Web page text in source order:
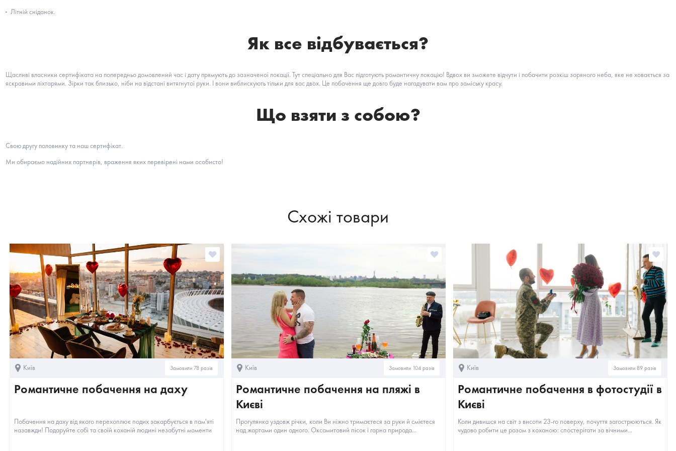
Літній сніданок.
Як все відбувається?
Щасливі власники сертифіката на попередньо домовлений час і дату прямують до зазначеної локації. Тут спеціально для Вас підготують романтичну локацію! Вдвох ви зможете відчути і побачити розкіш зоряного неба, яке не ховається за
яскравими ліхтарями. Зірки так близько, ніби на відстані витягнутої руки. І вони виблискують тільки для вас двох. Це побачення ще довго буде нагадувати вам про заміську красу.
Що взяти з собою?
Свою другу половинку та наш сертифікат.
Ми обираємо надійних партнерів, враження яких перевірені нами особисто!
Схожі товари
Київ Замовили 78 разів
Романтичне побачення на даху
Побачення на даху від якого перехоплює подих закарбується в пам'яті
назавжди! Подаруйте собі та своїй коханій людині незабутні моменти
Київ Замовили 104 разів
Романтичне побачення на пляжі в
Києві
Прогулянка уздовж річки, коли Ви ніжно тримаєтеся за руки й смієтеся
над жартами один одного. Оксамитовий пісок і гарна природа...
Київ Замовили 89 разів
Романтичне побачення в фотостудії в
Києві
Коли дивишся на світ з висоти 23-го поверху, почуття загострюються. Як
чудово робити це разом з коханою: спостерігати за вічними...